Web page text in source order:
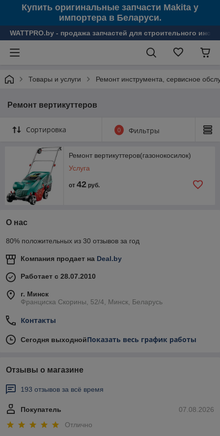
Купить оригинальные запчасти Makita у
импортера в Беларуси.
WATTPRO.by - продажа запчастей для строительного
Товары и услуги Ремонт инструмента, сервисное
Ремонт вертикуттеров
Сортировка 0 Фильтры
Ремонт вертикуттеров(газонокосилок)
Услуга
от 42 руб.
О нас
80% положительных из 30 отзывов за год
Компания продает на Deal.by
Работает с 28.07.2010
г. Минск
Франциска Скорины, 52/4, Минск, Беларусь
Контакты
Сегодня выходнойПоказать весь график работы
Отзывы о магазине
193 отзывов за всё время
07.08.2026
Покупатель
Отлично